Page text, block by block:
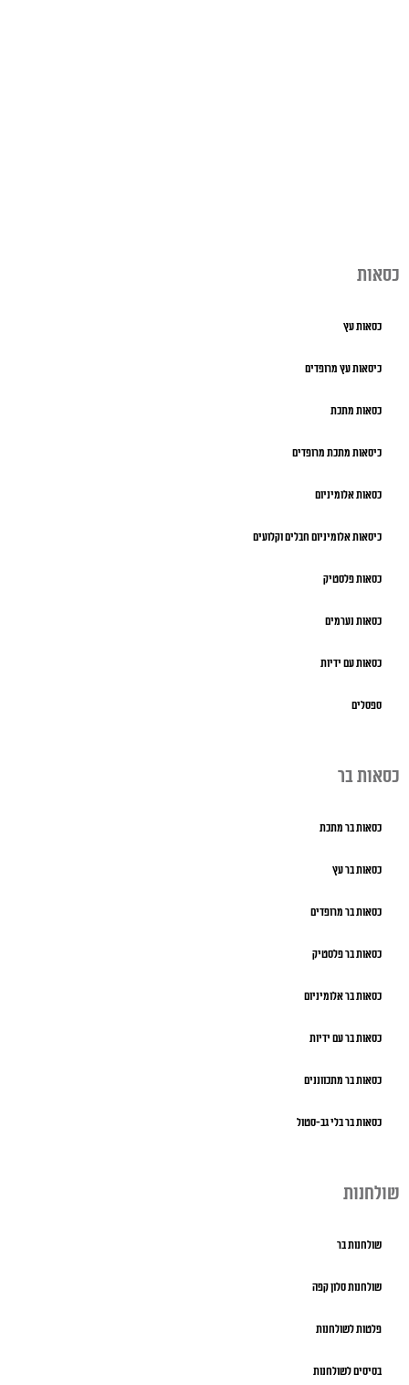
כסאות
כסאות עץ
כיסאות עץ מרופדים
כסאות מתכת
כיסאות מתכת מרופדים
כסאות אלומיניום
כיסאות אלומיניום חבלים וקלועים
כסאות פלסטיק
כסאות נערמים
כסאות עם ידיות
ספסלים
כסאות בר
כסאות בר מתכת
כסאות בר עץ
כסאות בר מרופדים
כסאות בר פלסטיק
כסאות בר אלומיניום
כסאות בר עם ידיות
כסאות בר מתכווננים
כסאות בר בלי גב-סטול
שולחנות
שולחנות בר
שולחנות סלון קפה
פלטות לשולחנות
בסיסים לשולחנות